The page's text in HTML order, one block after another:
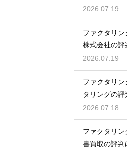
徹底解説
2026.07.19
ファクタリン
株式会社の評
態を徹底解説
2026.07.19
ファクタリン
タリングの評
態を徹底解説
2026.07.18
ファクタリン
書買取の評判